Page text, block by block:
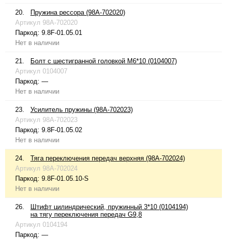
20.
Пружина рессора (98A-702020)
Артикул 98A-702020
Паркод: 9.8F-01.05.01
Нет в наличии
21.
Болт с шестигранной головкой М6*10 (0104007)
Артикул 0104007
Паркод: —
Нет в наличии
23.
Усилитель пружины (98A-702023)
Артикул 98A-702023
Паркод: 9.8F-01.05.02
Нет в наличии
24.
Тяга переключения передач верхняя (98A-702024)
Артикул 98A-702024
Паркод: 9.8F-01.05.10-S
Нет в наличии
26.
Штифт цилиндрический, пружинный 3*10 (0104194)
на тягу переключения передач G9,8
Артикул 0104194
Паркод: —